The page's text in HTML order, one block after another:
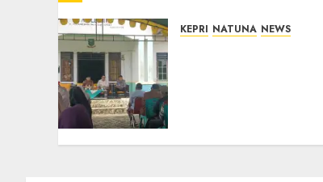
KEPRI NATUNA NEWS
08/08/2026 0